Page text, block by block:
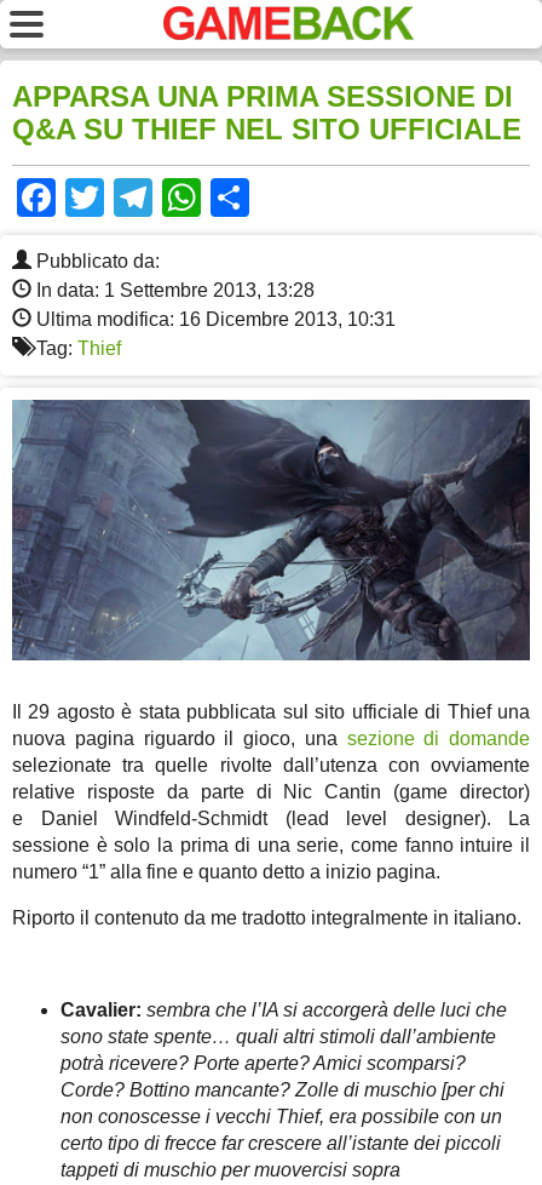
APPARSA UNA PRIMA SESSIONE DI
Q&A SU THIEF NEL SITO UFFICIALE
Facebook
TwitterTelegram
WhatsApp
Pubblicato da:
In data: 1 Settembre 2013, 13:28
Ultima modifica: 16 Dicembre 2013, 10:31
Tag: Thief
Il 29 agosto è stata pubblicata sul sito ufficiale di Thief una
nuova pagina riguardo il gioco, una sezione di domande
selezionate tra quelle rivolte dall’utenza con ovviamente
relative risposte da parte di Nic Cantin (game director)
e Daniel Windfeld-Schmidt (lead level designer). La
sessione è solo la prima di una serie, come fanno intuire il
numero “1” alla fine e quanto detto a inizio pagina.
Riporto il contenuto da me tradotto integralmente in italiano.
Cavalier: sembra che l’IA si accorgerà delle luci che
sono state spente… quali altri stimoli dall’ambiente
potrà ricevere? Porte aperte? Amici scomparsi?
Corde? Bottino mancante? Zolle di muschio [per chi
non conoscesse i vecchi Thief, era possibile con un
certo tipo di frecce far crescere all’istante dei piccoli
tappeti di muschio per muovercisi sopra